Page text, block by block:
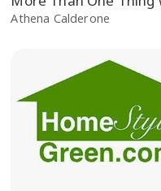
Athena Calderone